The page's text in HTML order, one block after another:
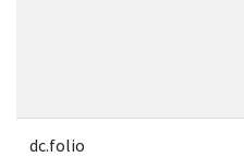
dc.folio